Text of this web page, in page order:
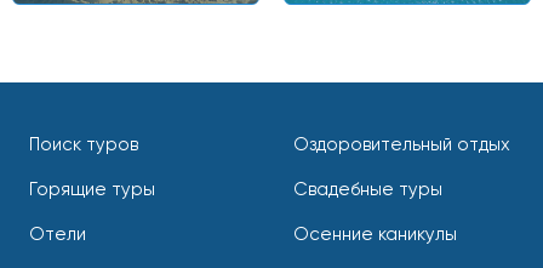
Поиск туров
Горящие туры
Отели
Оздоровительный отдых
Свадебные туры
Осенние каникулы